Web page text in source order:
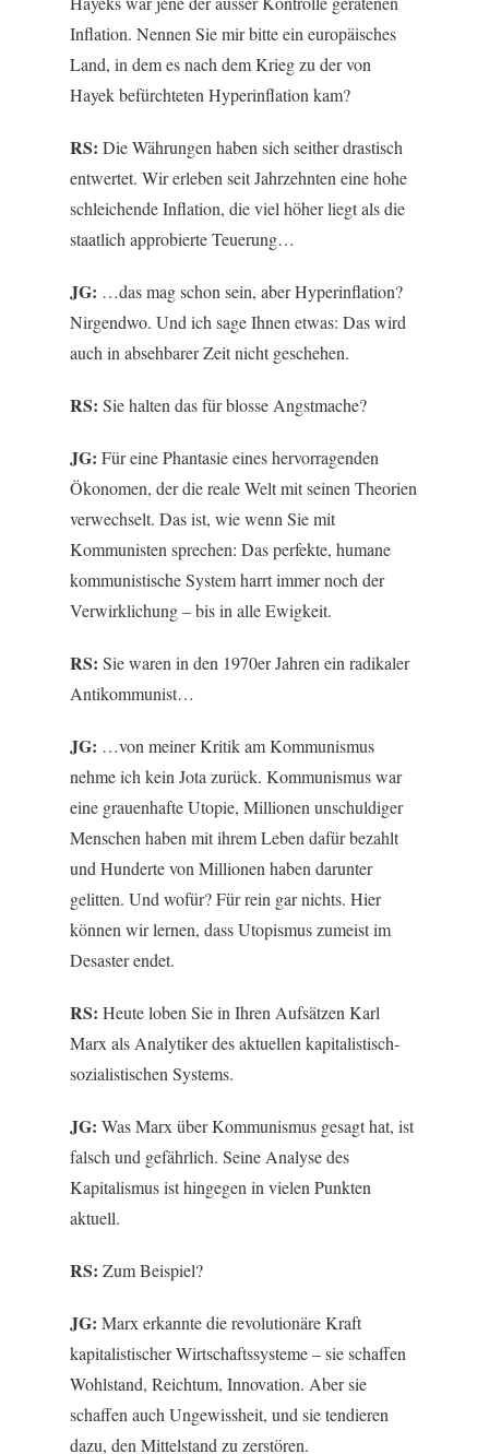
Inflation. Nennen Sie mir bitte ein europäisches
Land, in dem es nach dem Krieg zu der von
Hayek befürchteten Hyperinflation kam?
RS: Die Währungen haben sich seither drastisch
entwertet. Wir erleben seit Jahrzehnten eine hohe
schleichende Inflation, die viel höher liegt als die
staatlich approbierte Teuerung…
JG: …das mag schon sein, aber Hyperinflation?
Nirgendwo. Und ich sage Ihnen etwas: Das wird
auch in absehbarer Zeit nicht geschehen.
RS: Sie halten das für blosse Angstmache?
JG: Für eine Phantasie eines hervorragenden
Ökonomen, der die reale Welt mit seinen Theorien
verwechselt. Das ist, wie wenn Sie mit
Kommunisten sprechen: Das perfekte, humane
kommunistische System harrt immer noch der
Verwirklichung – bis in alle Ewigkeit.
RS: Sie waren in den 1970er Jahren ein radikaler
Antikommunist…
JG: …von meiner Kritik am Kommunismus
nehme ich kein Jota zurück. Kommunismus war
eine grauenhafte Utopie, Millionen unschuldiger
Menschen haben mit ihrem Leben dafür bezahlt
und Hunderte von Millionen haben darunter
gelitten. Und wofür? Für rein gar nichts. Hier
können wir lernen, dass Utopismus zumeist im
Desaster endet.
RS: Heute loben Sie in Ihren Aufsätzen Karl
Marx als Analytiker des aktuellen kapitalistisch-
sozialistischen Systems.
JG: Was Marx über Kommunismus gesagt hat, ist
falsch und gefährlich. Seine Analyse des
Kapitalismus ist hingegen in vielen Punkten
aktuell.
RS: Zum Beispiel?
JG: Marx erkannte die revolutionäre Kraft
kapitalistischer Wirtschaftssysteme – sie schaffen
Wohlstand, Reichtum, Innovation. Aber sie
schaffen auch Ungewissheit, und sie tendieren
dazu, den Mittelstand zu zerstören.